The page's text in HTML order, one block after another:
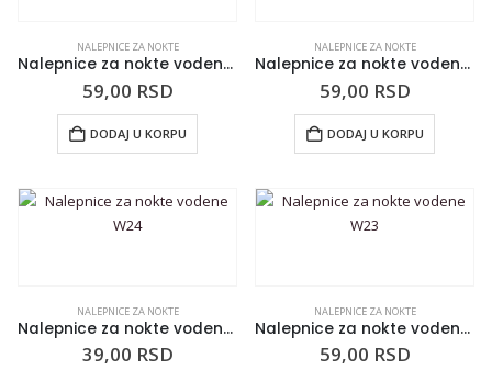
NALEPNICE ZA NOKTE
Nalepnice za nokte vodene W32
59,00 RSD
DODAJ U KORPU
NALEPNICE ZA NOKTE
Nalepnice za nokte vodene W25
59,00 RSD
DODAJ U KORPU
NALEPNICE ZA NOKTE
Nalepnice za nokte vodene W24
39,00 RSD
NALEPNICE ZA NOKTE
Nalepnice za nokte vodene W23
59,00 RSD